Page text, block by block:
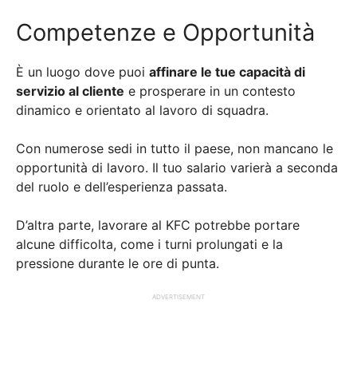
Competenze e Opportunità
È un luogo dove puoi affinare le tue capacità di
servizio al cliente e prosperare in un contesto
dinamico e orientato al lavoro di squadra.
Con numerose sedi in tutto il paese, non mancano le
opportunità di lavoro. Il tuo salario varierà a seconda
del ruolo e dell’esperienza passata.
D’altra parte, lavorare al KFC potrebbe portare
alcune difficolta, come i turni prolungati e la
pressione durante le ore di punta.
ADVERTISEMENT